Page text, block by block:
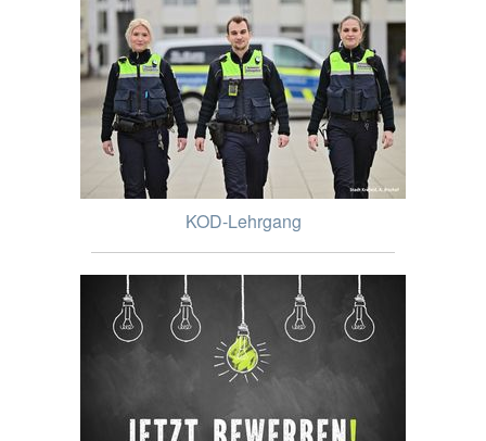
KOD-Lehrgang